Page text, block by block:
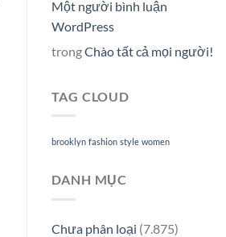
Một người bình luận
WordPress
trongChào tất cả mọi người!
TAG CLOUD
brooklyn fashion style women
DANH MỤC
Chưa phân loại (7.875)